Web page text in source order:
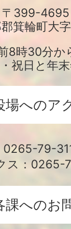
〒399-4695
箕輪町大
8時30分か
・祝日と年
場へのア
0265-79-
ス：0265-
課へのお